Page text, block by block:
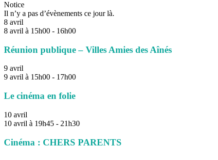
Notice
Il n’y a pas d’évènements ce jour là.
8 avril
8 avril à 15h00 - 16h00
Réunion publique – Villes Amies des Aînés
9 avril
9 avril à 15h00 - 17h00
Le cinéma en folie
10 avril
10 avril à 19h45 - 21h30
Cinéma : CHERS PARENTS